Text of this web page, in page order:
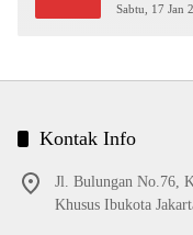
Sabtu, 17 Jan
Kontak Info
Jl. Bulungan No.76,
Khusus Ibukota